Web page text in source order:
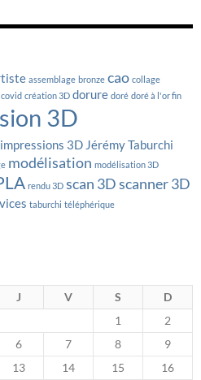
assemblage bronze cao collage
covid création 3D dorure doré doré à l'or fin
3D
impressions 3D Jérémy Taburchi
modélisation modélisation 3D
rendu 3D scan 3Dscanner 3D
taburchi téléphérique
J V S
D
1
2
6 7 8
9
13 14 15 16